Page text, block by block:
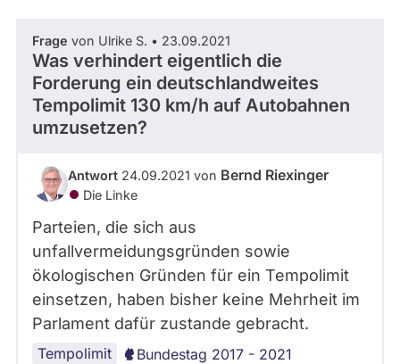
Frage von Ulrike S. • 23.09.2021
Was verhindert eigentlich die
Forderung ein deutschlandweites
Tempolimit 130 km/h auf Autobahnen
umzusetzen?
Antwort 24.09.2021 von Bernd Riexinger
Die Linke
Parteien, die sich aus
unfallvermeidungsgründen sowie
ökologischen Gründen für ein Tempolimit
einsetzen, haben bisher keine Mehrheit im
Parlament dafür zustande gebracht.
Tempolimit Bundestag 2017 - 2021